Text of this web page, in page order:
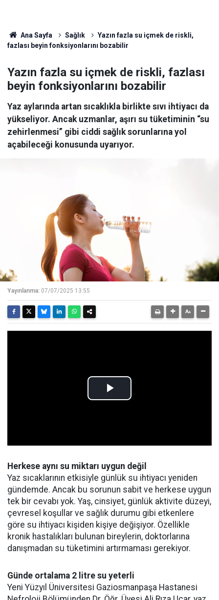
Ana Sayfa Sağlık
Yazın fazla su içmek de riskli,
fazlası beyin fonksiyonlarını bozabilir
Yazın fazla su içmek de riskli, fazlası
beyin fonksiyonlarını bozabilir
Yaz aylarında artan sıcaklıkla birlikte sıvı ihtiyacı da
yükseliyor. Ancak uzmanlar, aşırı su tüketiminin “su
zehirlenmesi” gibi ciddi sağlık sorunlarına yol
açabileceği konusunda uyarıyor.
Yayınlanma: 07/07/2025 13:55
Herkese aynı su miktarı uygun değil
Yaz sıcaklarının etkisiyle günlük su ihtiyacı yeniden
gündemde. Ancak bu sorunun sabit ve herkese uygun
tek bir cevabı yok. Yaş, cinsiyet, günlük aktivite düzeyi,
çevresel koşullar ve sağlık durumu gibi etkenlere
göre su ihtiyacı kişiden kişiye değişiyor. Özellikle
kronik hastalıkları bulunan bireylerin, doktorlarına
danışmadan su tüketimini artırmaması gerekiyor.
Günde ortalama 2 litre su yeterli
Yeni Yüzyıl Üniversitesi Gaziosmanpaşa Hastanesi